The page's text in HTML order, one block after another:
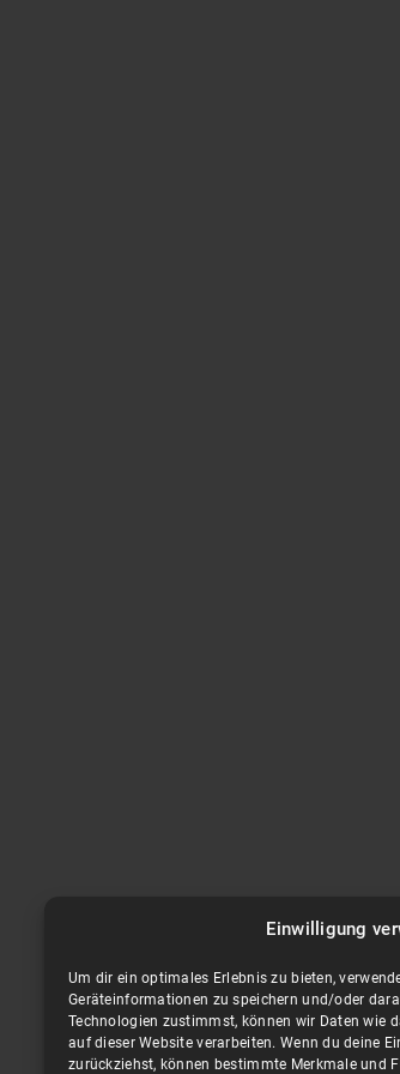
Einwilligung
Um dir ein optimales Erlebnis zu bieten,
Geräteinformationen zu speichern und/oder
Technologien zustimmst, können wir Daten wie
auf dieser Website verarbeiten. Wenn du deine
zurückziehst, können bestimmte Merkmale und